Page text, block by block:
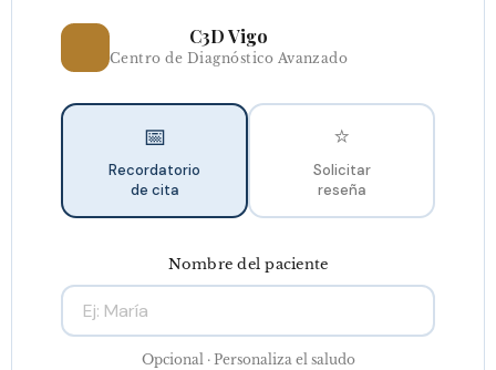
C3D Vigo
Centro de Diagnóstico Avanzado
📅
Recordatorio
de cita
⭐
Solicitar
reseña
Nombre del paciente
Opcional · Personaliza el saludo